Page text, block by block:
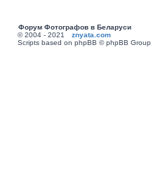
Форум Фотографов в Беларуси
© 2004 - 2021 znyata.com
Scripts based on phpBB © phpBB Group